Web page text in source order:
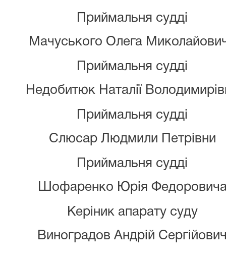
Приймальня судді
Мачуського Олега
Приймальня судді
Недобитюк Наталії
Приймальня судді
Слюсар Людмили Петрівни
Приймальня судді
Шофаренко Юрія
Керіник апарату суду
Виноградов Андрій